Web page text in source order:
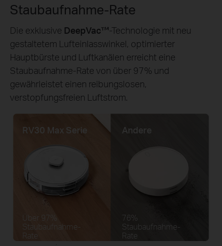
Staubaufnahme-Rate
Die exklusive DeepVac™-Technologie mit neu
gestaltetem Lufteinlasswinkel, optimierter
Hauptbürste und Luftkanälen erreicht eine
Staubaufnahme-Rate von über 97% und
gewährleistet einen reibungslosen,
verstopfungsfreien Luftstrom.
RV30 Max Serie
Über 97%
Staubaufnahme-
Rate
Andere
76%
Staubaufnahme-
Rate